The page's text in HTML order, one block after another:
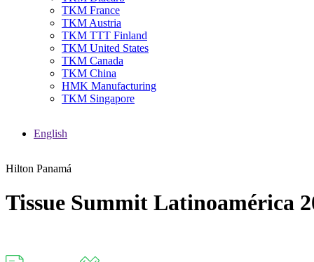
TKM France
TKM Austria
TKM TTT Finland
TKM United States
TKM Canada
TKM China
HMK Manufacturing
TKM Singapore
English
Hilton Panamá
Tissue Summit Latinoamérica